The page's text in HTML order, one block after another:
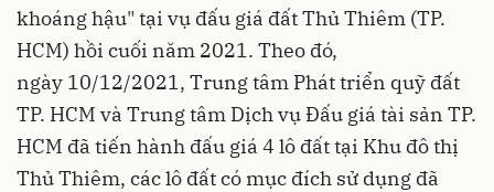
khoáng hậu" tại vụ đấu giá đất Thủ Thiêm (TP.
HCM) hồi cuối năm 2021. Theo đó,
ngày 10/12/2021, Trung tâm Phát triển quỹ đất
TP. HCM và Trung tâm Dịch vụ Đấu giá tài sản TP.
HCM đã tiến hành đấu giá 4 lô đất tại Khu đô thị
Thủ Thiêm, các lô đất có mục đích sử dụng đã